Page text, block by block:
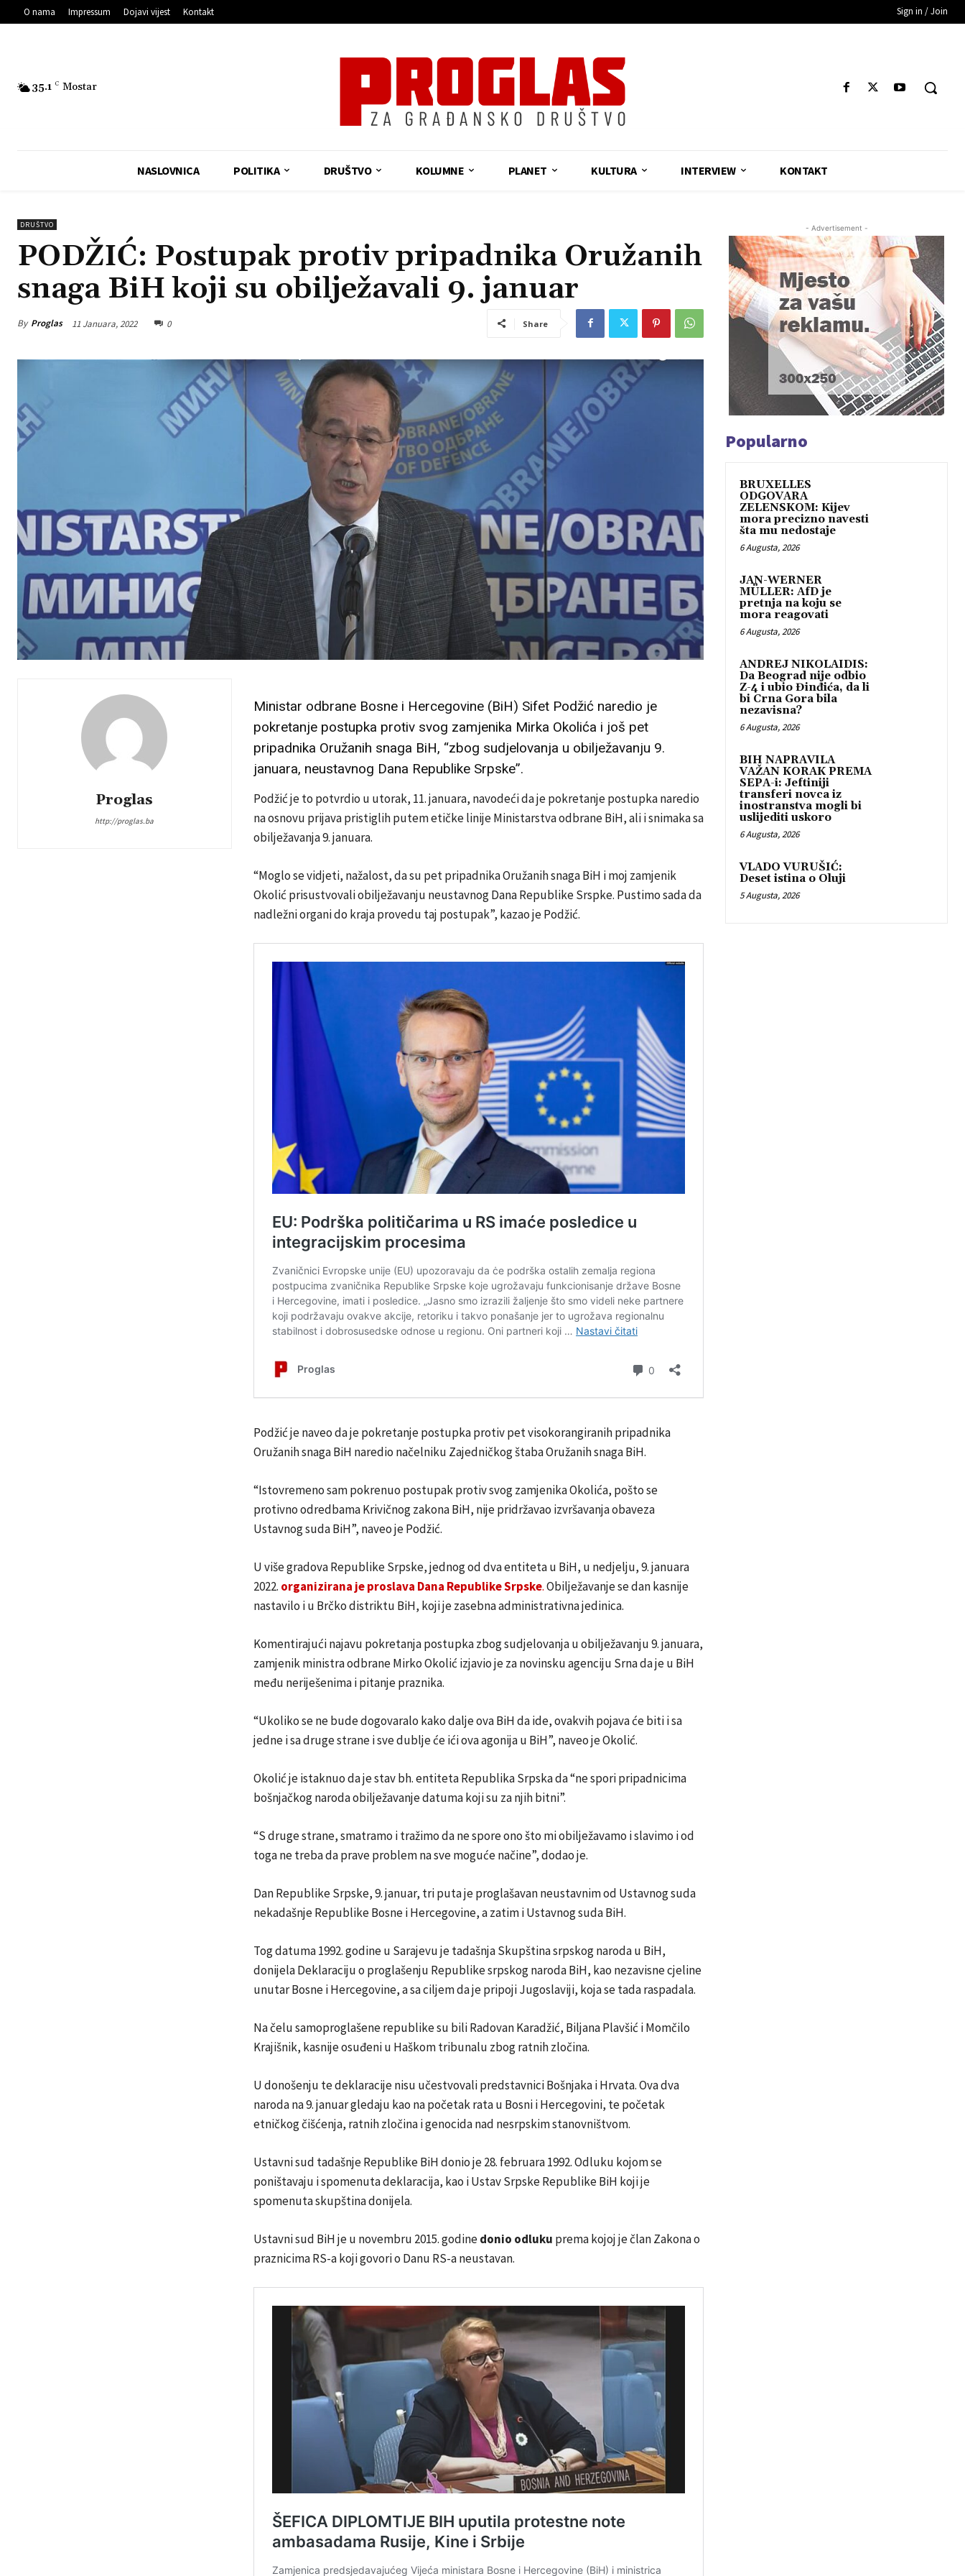
O nama Impressum Dojavi vijest Kontakt Sign in / Join
35.1 C Mostar
NASLOVNICA POLITIKA DRUŠTVO KOLUMNE PLANET KULTURA INTERVIEW KONTAKT
DRUŠTVO
PODŽIĆ: Postupak protiv pripadnika Oružanih
snaga BiH koji su obilježavali 9. januar
By Proglas 11 Januara, 2022 0 Share
Proglas
http://proglas.ba
Ministar odbrane Bosne i Hercegovine (BiH) Sifet Podžić naredio je
pokretanje postupka protiv svog zamjenika Mirka Okolića i još pet
pripadnika Oružanih snaga BiH, “zbog sudjelovanja u obilježavanju 9.
januara, neustavnog Dana Republike Srpske”.
Podžić je to potvrdio u utorak, 11. januara, navodeći da je pokretanje postupka naredio
na osnovu prijava pristiglih putem etičke linije Ministarstva odbrane BiH, ali i snimaka sa
obilježavanja 9. januara.
“Moglo se vidjeti, nažalost, da su pet pripadnika Oružanih snaga BiH i moj zamjenik
Okolić prisustvovali obilježavanju neustavnog Dana Republike Srspke. Pustimo sada da
nadležni organi do kraja provedu taj postupak”, kazao je Podžić.
Podžić je naveo da je pokretanje postupka protiv pet visokorangiranih pripadnika
Oružanih snaga BiH naredio načelniku Zajedničkog štaba Oružanih snaga BiH.
“Istovremeno sam pokrenuo postupak protiv svog zamjenika Okolića, pošto se
protivno odredbama Krivičnog zakona BiH, nije pridržavao izvršavanja obaveza
Ustavnog suda BiH”, naveo je Podžić.
U više gradova Republike Srpske, jednog od dva entiteta u BiH, u nedjelju, 9. januara
2022. organizirana je proslava Dana Republike Srpske.Obilježavanje se dan kasnije
nastavilo i u Brčko distriktu BiH, koji je zasebna administrativna jedinica.
Komentirajući najavu pokretanja postupka zbog sudjelovanja u obilježavanju 9. januara,
zamjenik ministra odbrane Mirko Okolić izjavio je za novinsku agenciju Srna da je u BiH
među neriješenima i pitanje praznika.
“Ukoliko se ne bude dogovaralo kako dalje ova BiH da ide, ovakvih pojava će biti i sa
jedne i sa druge strane i sve dublje će ići ova agonija u BiH”, naveo je Okolić.
Okolić je istaknuo da je stav bh. entiteta Republika Srpska da “ne spori pripadnicima
bošnjačkog naroda obilježavanje datuma koji su za njih bitni”.
“S druge strane, smatramo i tražimo da ne spore ono što mi obilježavamo i slavimo i od
toga ne treba da prave problem na sve moguće načine”, dodao je.
Dan Republike Srpske, 9. januar, tri puta je proglašavan neustavnim od Ustavnog suda
nekadašnje Republike Bosne i Hercegovine, a zatim i Ustavnog suda BiH.
Tog datuma 1992. godine u Sarajevu je tadašnja Skupština srpskog naroda u BiH,
donijela Deklaraciju o proglašenju Republike srpskog naroda BiH, kao nezavisne cjeline
unutar Bosne i Hercegovine, a sa ciljem da je pripoji Jugoslaviji, koja se tada raspadala.
Na čelu samoproglašene republike su bili Radovan Karadžić, Biljana Plavšić i Momčilo
Krajišnik, kasnije osuđeni u Haškom tribunalu zbog ratnih zločina.
U donošenju te deklaracije nisu učestvovali predstavnici Bošnjaka i Hrvata. Ova dva
naroda na 9. januar gledaju kao na početak rata u Bosni i Hercegovini, te početak
etničkog čišćenja, ratnih zločina i genocida nad nesrpskim stanovništvom.
Ustavni sud tadašnje Republike BiH donio je 28. februara 1992. Odluku kojom se
poništavaju i spomenuta deklaracija, kao i Ustav Srpske Republike BiH koji je
spomenuta skupština donijela.
Ustavni sud BiH je u novembru 2015. godinedonio odluku prema kojoj je član Zakona o
praznicima RS-a koji govori o Danu RS-a neustavan.
- Advertisement -
Popularno
BRUXELLES
ODGOVARA
ZELENSKOM: Kijev
mora precizno navesti
šta mu nedostaje
6 Augusta, 2026
JAN-WERNER
MÜLLER: AfD je
pretnja na koju se
mora reagovati
6 Augusta, 2026
ANDREJ NIKOLAIDIS:
Da Beograd nije odbio
Z-4 i ubio Đinđića, da li
bi Crna Gora bila
nezavisna?
6 Augusta, 2026
BIH NAPRAVILA
VAŽAN KORAK PREMA
SEPA-i: Jeftiniji
transferi novca iz
inostranstva mogli bi
uslijediti uskoro
6 Augusta, 2026
VLADO VURUŠIĆ:
Deset istina o Oluji
5 Augusta, 2026